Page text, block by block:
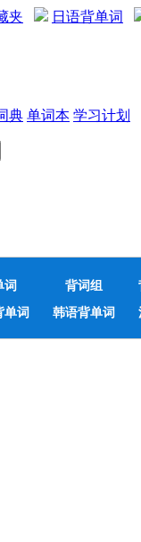
夹 日语背单词
典 单词本 学习计划
词 背词组
单词 韩语背单词